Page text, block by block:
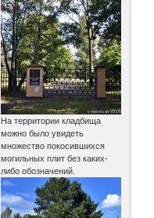
На территории кладбища
можно было увидеть
множество покосившихся
могильных плит без каких-
либо обозначений.